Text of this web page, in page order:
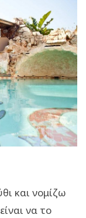
και νομίζω
να το